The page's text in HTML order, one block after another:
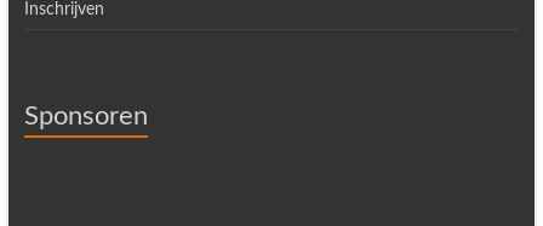
Inschrijven
Sponsoren